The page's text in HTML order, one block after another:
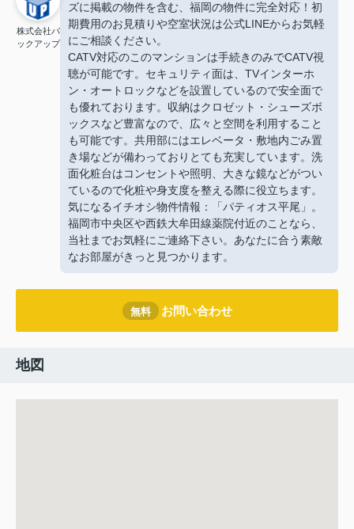
株式会社バ
ックアップ
ズに掲載の物件を含む、福岡の物件に完全対応！初
期費用のお見積りや空室状況は公式LINEからお気軽
にご相談ください。
CATV対応のこのマンションは手続きのみでCATV視
聴が可能です。セキュリティ面は、TVインターホ
ン・オートロックなどを設置しているので安全面で
も優れております。収納はクロゼット・シューズボ
ックスなど豊富なので、広々と空間を利用すること
も可能です。共用部にはエレベータ・敷地内ごみ置
き場などが備わっておりとても充実しています。洗
面化粧台はコンセントや照明、大きな鏡などがつい
ているので化粧や身支度を整える際に役立ちます。
気になるイチオシ物件情報：「パティオス平尾」。
福岡市中央区や西鉄大牟田線薬院付近のことなら、
当社までお気軽にご連絡下さい。あなたに合う素敵
なお部屋がきっと見つかります。
無料 お問い合わせ
地図